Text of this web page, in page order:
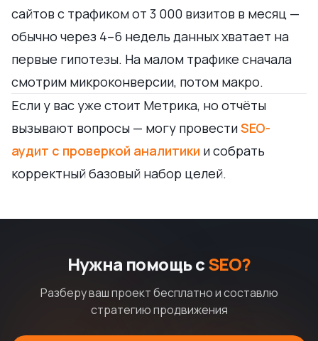
сайтов с трафиком от 3 000 визитов в месяц —
обычно через 4–6 недель данных хватает на
первые гипотезы. На малом трафике сначала
смотрим микроконверсии, потом макро.
Если у вас уже стоит Метрика, но отчёты
вызывают вопросы — могу провестиSEO-
аудит с проверкой аналитики и собрать
корректный базовый набор целей.
Нужна помощь сSEO?
Разберу ваш проект бесплатно и составлю
стратегию продвижения